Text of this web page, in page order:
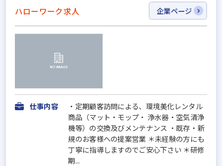
ハローワーク求人 企業ページ
仕事内容
・定期顧客訪問による、環境美化レンタル
商品（マット・モップ・ 浄水器・空気清浄
機等）の交換及びメンテナンス ・既存・新
規のお客様への提案営業 ＊未経験の方にも
丁寧に指導しますのでご安心下さい ＊研修
期...